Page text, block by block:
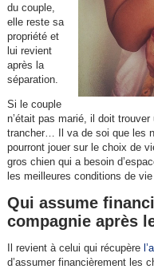
du couple,
elle reste sa
propriété et
lui revient
après la
séparation.
Si le couple
n’était pas marié, il doit
trancher… Il va de soi que les
pourront jouer sur le choix de
gros chien qui a besoin
les meilleures conditions de vie
Qui assume
compagnie après
Il revient à celui qui récupère
d’assumer financièrement les